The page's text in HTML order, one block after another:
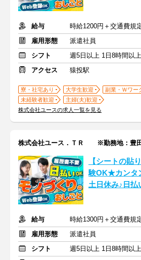
給与
時給1200円＋交通費規
雇用形態
派遣社員
シフト
週5日以上 1日8時間以上
アクセス
猿投駅
寮・社宅あり 大学生歓迎
副業・Ｗワー
未経験者歓迎
主婦(夫)歓迎
株式会社ユースの求人一覧を見る
株式会社ユース．ＴＲ ※勤務地：豊
【シートの貼
験OK★カンタ
土日休み♪日払
給与
時給1300円＋交通費規
雇用形態
派遣社員
シフト
週5日以上 1日8時間以上